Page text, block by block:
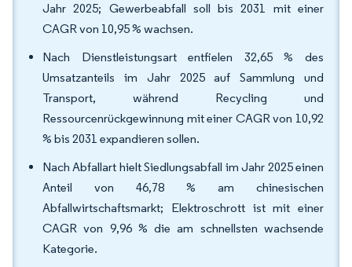
Jahr 2025; Gewerbeabfall soll bis 2031 mit einer
CAGR von 10,95 % wachsen.
Nach Dienstleistungsart entfielen 32,65 % des
Umsatzanteils im Jahr 2025 auf Sammlung und
Transport, während Recycling und
Ressourcenrückgewinnung mit einer CAGR von 10,92
% bis 2031 expandieren sollen.
Nach Abfallart hielt Siedlungsabfall im Jahr 2025 einen
Anteil von 46,78 % am chinesischen
Abfallwirtschaftsmarkt; Elektroschrott ist mit einer
CAGR von 9,96 % die am schnellsten wachsende
Kategorie.